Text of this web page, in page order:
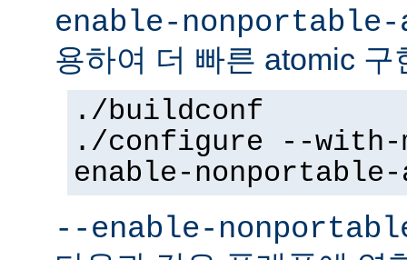
enable-nonportable-
용하여 더 빠른 atomic
./buildconf
./configure --with-
enable-nonportable-
--enable-